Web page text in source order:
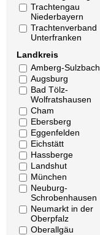
Trachtengau
Niederbayern
Trachtenverband
Unterfranken
Landkreis
Amberg-Sulzbach
Augsburg
Bad Tölz-
Wolfratshausen
Cham
Ebersberg
Eggenfelden
Eichstätt
Hassberge
Landshut
München
Neuburg-
Schrobenhausen
Neumarkt in der
Oberpfalz
Oberallgäu